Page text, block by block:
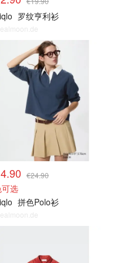
罗纹亨利衫
€24.90
选
拼色Polo衫